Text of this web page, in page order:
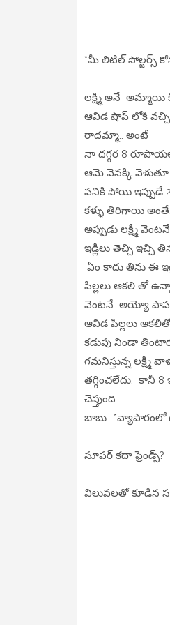
*మీ లిటిల్ సోల్జర్స్
లక్ష్మి అనే అమ్మాయి
ఆవిడ షాప్ లోకి వచ్చి
రాదమ్మా.. అంటే
నా దగ్గర 8
ఆమె వెనక్కి వెళుతూ
పనికి పోయి ఇప్పుడే
కళ్ళు తిరిగాయి
అప్పుడు లక్ష్మీ
ఇడ్లీలు తెచ్చి ఇచ్చి
ఏం కాదు తిను ఈ
పిల్లలు ఆకలి తో
వెంటనే అయ్యో పాపం
ఆవిడ పిల్లలు
కడుపు నిండా
గమనిస్తున్న
తగ్గించలేదు. కానీ
చెప్తుంది.
బాబు.. *వ్యాపారంలో
సూపర్ కదా ఫ్రెండ్స్?
విలువలతో కూడిన